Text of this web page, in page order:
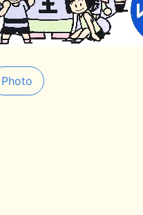
Photo